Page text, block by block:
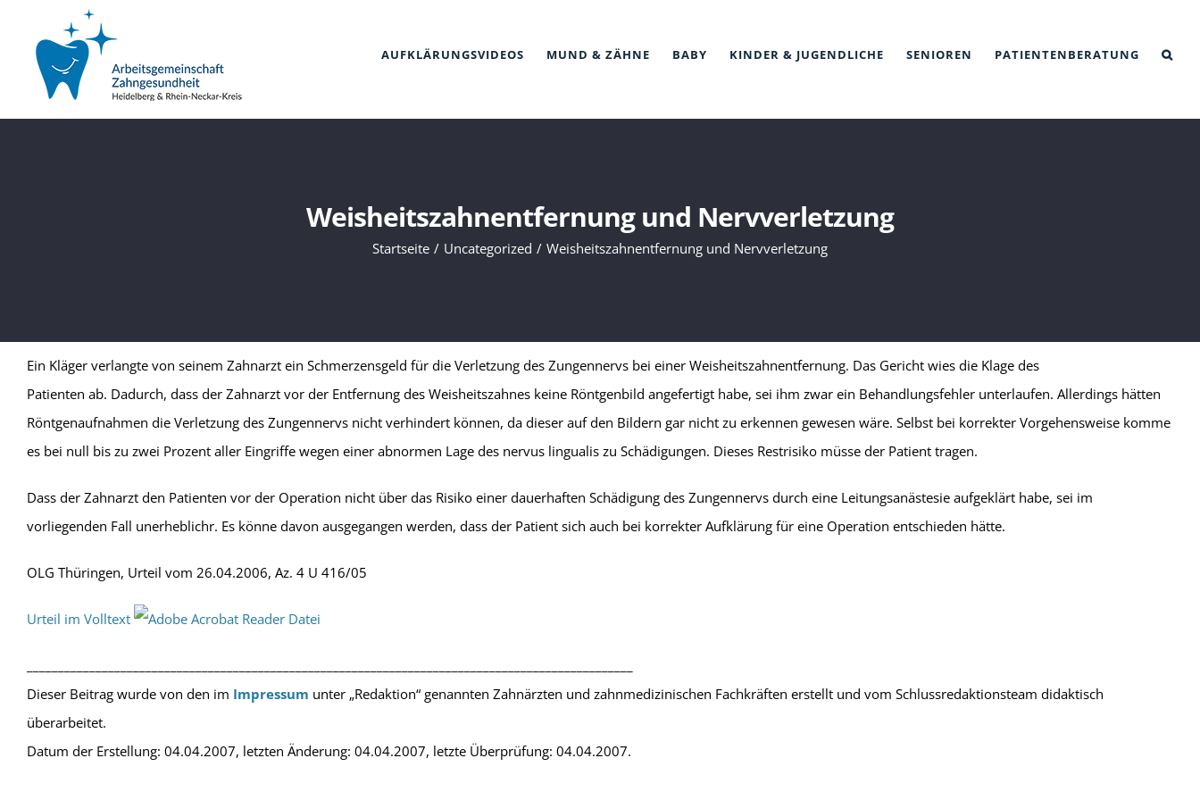
springen
AUFKLÄRUNGSVIDEOS MUND & ZÄHNE BABY KINDER & JUGENDLICHE SENIOREN PATIENTENBERATUNG
Weisheitszahnentfernung und Nervverletzung
Startseite Uncategorized Weisheitszahnentfernung und Nervverletzung
Ein Kläger verlangte von seinem Zahnarzt ein Schmerzensgeld für die Verletzung des Zungennervs bei einer Weisheitszahnentfernung. Das Gericht wies die Klage des
Patienten ab. Dadurch, dass der Zahnarzt vor der Entfernung des Weisheitszahnes keine Röntgenbild angefertigt habe, sei ihm zwar ein Behandlungsfehler unterlaufen. Allerdings hätten
Röntgenaufnahmen die Verletzung des Zungennervs nicht verhindert können, da dieser auf den Bildern gar nicht zu erkennen gewesen wäre. Selbst bei korrekter Vorgehensweise komme
es bei null bis zu zwei Prozent aller Eingriffe wegen einer abnormen Lage des nervus lingualis zu Schädigungen. Dieses Restrisiko müsse der Patient tragen.
Dass der Zahnarzt den Patienten vor der Operation nicht über das Risiko einer dauerhaften Schädigung des Zungennervs durch eine Leitungsanästesie aufgeklärt habe, sei im
vorliegenden Fall unerheblichr. Es könne davon ausgegangen werden, dass der Patient sich auch bei korrekter Aufklärung für eine Operation entschieden hätte.
OLG Thüringen, Urteil vom 26.04.2006, Az. 4 U 416/05
Urteil im Volltext
Dieser Beitrag wurde von den im Impressum unter „Redaktion“ genannten Zahnärzten und zahnmedizinischen Fachkräften erstellt und vom Schlussredaktionsteam didaktisch
überarbeitet.
Datum der Erstellung: 04.04.2007, letzten Änderung: 04.04.2007, letzte Überprüfung: 04.04.2007.